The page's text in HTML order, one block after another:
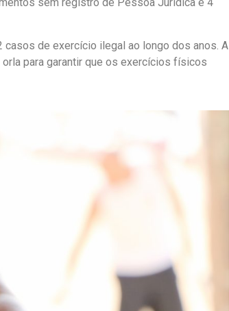
sem registro de Pessoa Jurídica e 4
de exercício ilegal ao longo dos anos. A
para garantir que os exercícios físicos